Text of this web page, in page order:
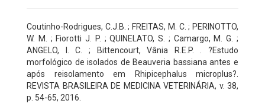
Coutinho-Rodrigues, C.J.B. ; FREITAS, M. C. ; PERINOTTO,
W. M. ; Fiorotti J. P. ; QUINELATO, S. ; Camargo, M. G. ;
ANGELO, I. C. ; Bittencourt, Vânia R.E.P. . ?Estudo
morfológico de isolados de Beauveria bassiana antes e
após reisolamento em Rhipicephalus microplus?.
REVISTA BRASILEIRA DE MEDICINA VETERINÁRIA, v. 38,
p. 54-65, 2016.